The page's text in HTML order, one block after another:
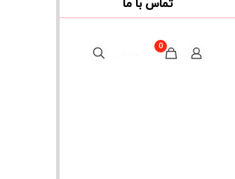
تماس با ما
0